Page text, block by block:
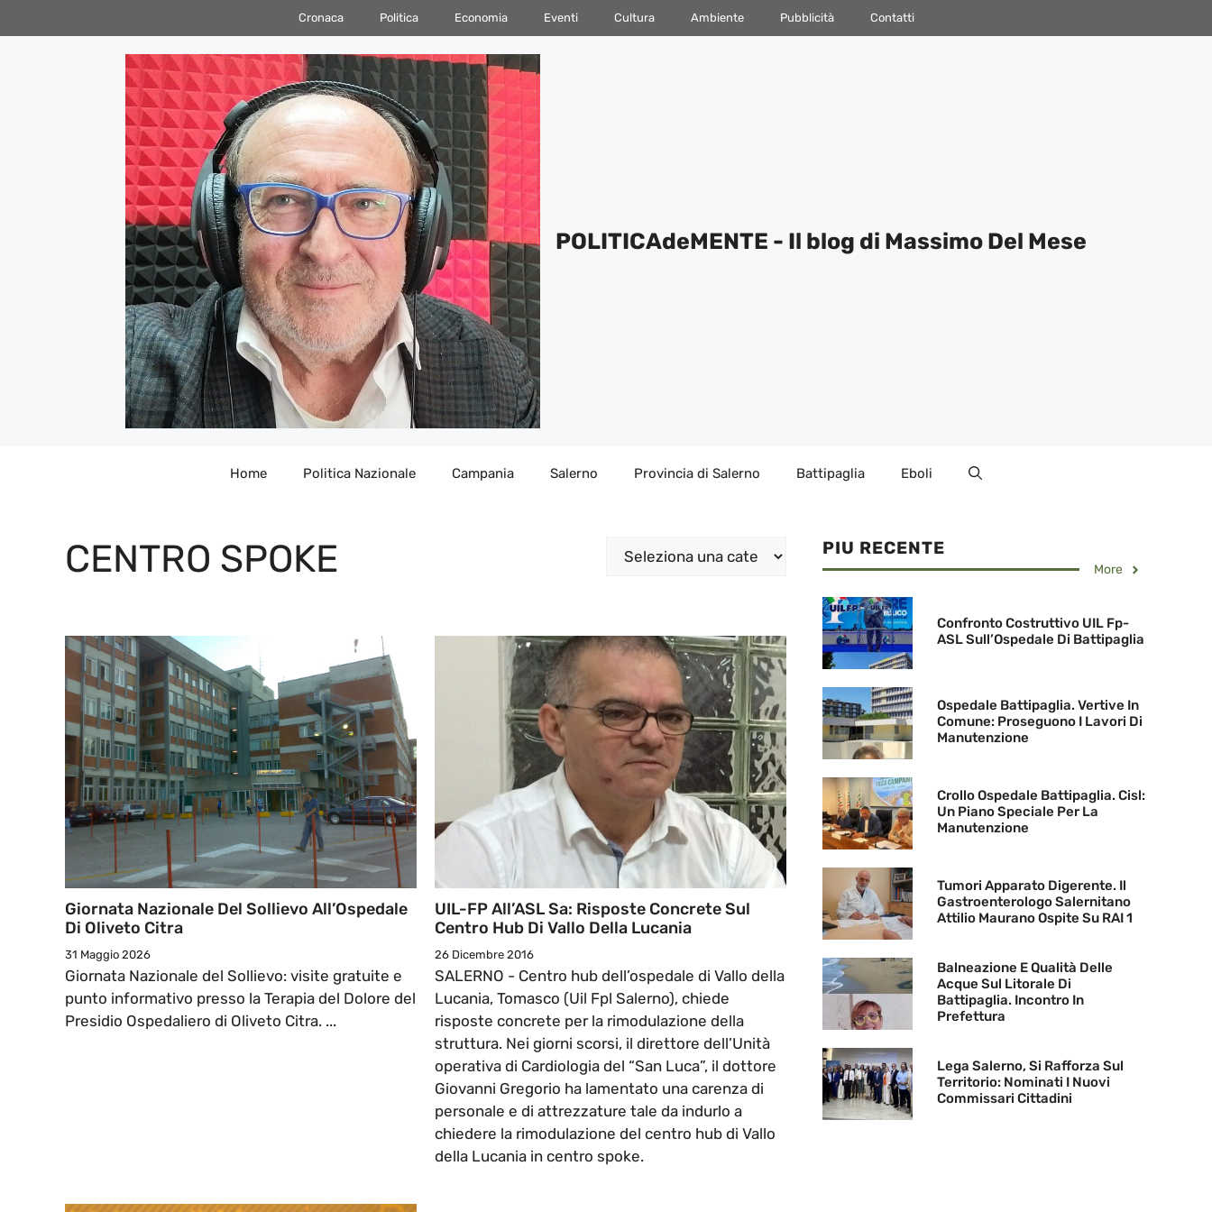
al
Cronaca Politica Economia Eventi Cultura Ambiente Pubblicità Contatti
POLITICAdeMENTE - Il blog di Massimo Del Mese
Home Politica Nazionale Campania Salerno Provincia di Salerno Battipaglia Eboli
CENTRO SPOKE Categorie
Giornata Nazionale Del Sollievo All’Ospedale
Di Oliveto Citra
31 Maggio 2026
Giornata Nazionale del Sollievo: visite gratuite e
punto informativo presso la Terapia del Dolore del
Presidio Ospedaliero di Oliveto Citra. ...
UIL-FP All’ASL Sa: Risposte Concrete Sul
Centro Hub Di Vallo Della Lucania
26 Dicembre 2016
SALERNO - Centro hub dell’ospedale di Vallo della
Lucania, Tomasco (Uil Fpl Salerno), chiede
risposte concrete per la rimodulazione della
struttura. Nei giorni scorsi, il direttore dell’Unità
operativa di Cardiologia del “San Luca”, il dottore
Giovanni Gregorio ha lamentato una carenza di
personale e di attrezzature tale da indurlo a
chiedere la rimodulazione del centro hub di Vallo
della Lucania in centro spoke.
PIU RECENTE
More
Confronto Costruttivo UIL Fp-
ASL Sull’Ospedale Di Battipaglia
Ospedale Battipaglia. Vertive In
Comune: Proseguono I Lavori Di
Manutenzione
Crollo Ospedale Battipaglia. Cisl:
Un Piano Speciale Per La
Manutenzione
Tumori Apparato Digerente. Il
Gastroenterologo Salernitano
Attilio Maurano Ospite Su RAI 1
Balneazione E Qualità Delle
Acque Sul Litorale Di
Battipaglia. Incontro In
Prefettura
Lega Salerno, Si Rafforza Sul
Territorio: Nominati I Nuovi
Commissari Cittadini